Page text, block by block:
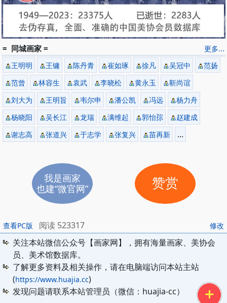
更多...
= 同城画家 =
王明明 王镛 陈丹青 崔如琢 徐凡 吴冠中
范扬
范曾
林容生 袁武 李晓松 黄永玉
靳尚谊
刘大为
王明旨 韦尔申 潘公凯 冯远
杨力舟
杨晓阳
吴长江 龙瑞 满维起 郭怡孮
赵建成
谢志高
张道兴 于志学 张复兴 苗再新 ...
我是画家
也建“微官网”
赞赏
修改
查看PC版
阅读 523317
关注本站微信公众号【画家网】，拥有海量画家、美协会
员、美术馆数据库。
了解更多资料及相关操作，请在电脑端访问本站主站
(https://www.huajia.cc)
发现问题请联系本站管理员（微信：huajia-cc）